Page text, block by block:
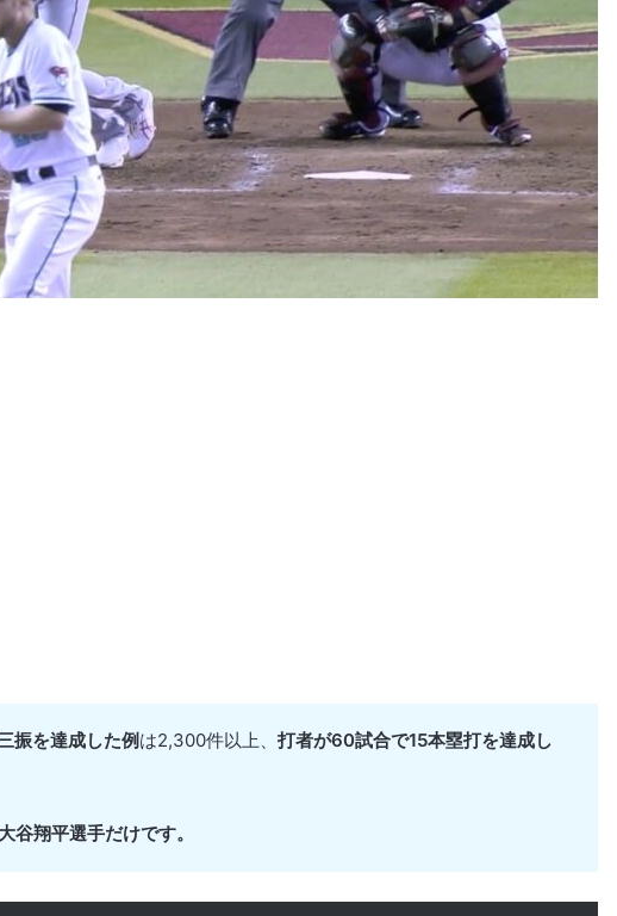
振を達成した例 は2,300件以上、 打者が60試合で15本塁打を達成し
谷翔平選手だけです。